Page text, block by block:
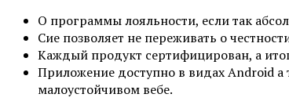
О программы лояльности, если так
Сие позволяет не переживать о
Каждый продукт сертифицирован, а
Приложение доступно в видах Android
малоустойчивом вебе.